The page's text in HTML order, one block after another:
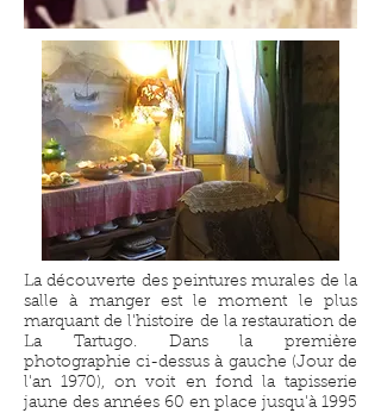
La découverte des peintures murales de la
salle à manger est le moment le plus
marquant de l'histoire de la restauration de
La Tartugo. Dans la première
photographie ci-dessus à gauche (Jour de
l'an 1970), on voit en fond la tapisserie
jaune des années 60 en place jusqu'à 1995